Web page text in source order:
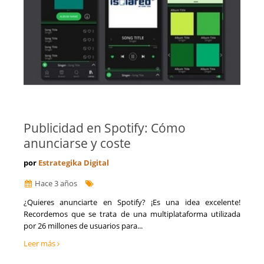
Publicidad en Spotify: Cómo
anunciarse y coste
por Estrategika Digital
Hace 3 años
​¿Quieres anunciarte en Spotify? ¡Es una idea excelente!
Recordemos que se trata de una multiplataforma utilizada
por 26 millones de usuarios para...
Leer más